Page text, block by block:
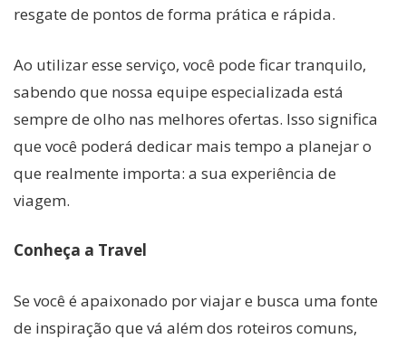
resgate de pontos de forma prática e rápida.
Ao utilizar esse serviço, você pode ficar tranquilo,
sabendo que nossa equipe especializada está
sempre de olho nas melhores ofertas. Isso significa
que você poderá dedicar mais tempo a planejar o
que realmente importa: a sua experiência de
viagem.
Conheça a Travel
Se você é apaixonado por viajar e busca uma fonte
de inspiração que vá além dos roteiros comuns,